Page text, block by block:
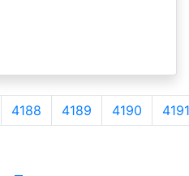
4188 4189 4190 4191